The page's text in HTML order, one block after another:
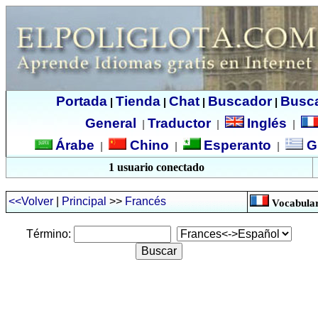
Portada| Tienda| Chat| Buscador|
General
Traductor| Inglés
Árabe Chino Esperanto
1 usuario conectado
<<Volver Principal >> Francés
Término: